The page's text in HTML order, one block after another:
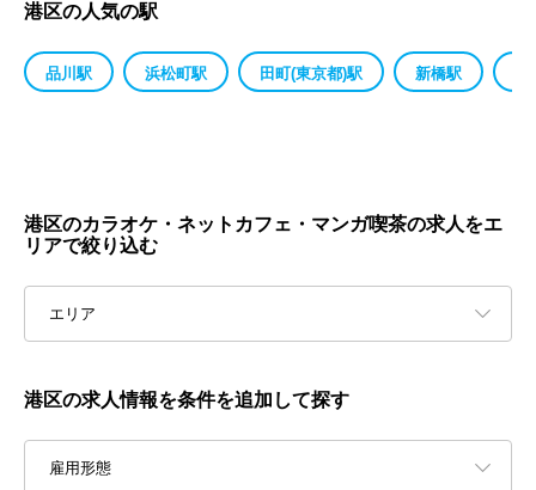
港区の人気の駅
品川駅 浜松町駅 田町(東京都)駅 新橋駅
港区のカラオケ・ネットカフェ・マンガ喫茶の求人をエ
リアで絞り込む
エリア
港区の求人情報を条件を追加して探す
雇用形態